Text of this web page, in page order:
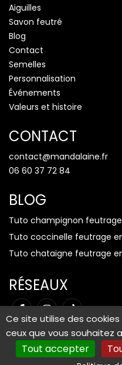
Aiguilles
Savon feutré
Blog
Contact
Semelles
Personnalisation
Événements
Valeurs et histoire
CONTACT
contact@mandalaine.fr
06 60 37 72 84
BLOG
Tuto champignon
Tuto coccinelle feutrage
Tuto chataigne feutrage
RÉSEAUX
Mentions légales
© Copyright
Ce site utilise des
ceux que vous souhaitez
Tout accepter